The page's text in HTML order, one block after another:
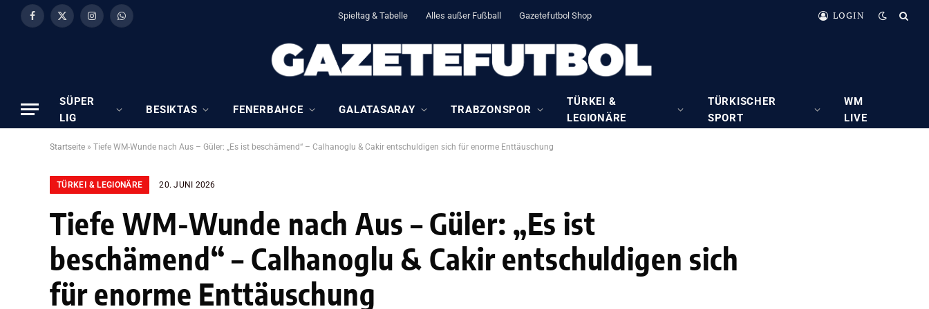
Facebook
X
InstagramWhatsApp Spieltag & Tabelle Alles außer Fußball Gazetefutbol Shop LOGIN
SÜPER
LIG
BESIKTAS FENERBAHCE GALATASARAY TRABZONSPOR
TÜRKEI &
LEGIONÄRE
TÜRKISCHER
SPORT
WM
LIVE
Startseite » Tiefe WM-Wunde nach Aus – Güler: „Es ist beschämend“ – Calhanoglu & Cakir entschuldigen sich für enorme Enttäuschung
TÜRKEI & LEGIONÄRE 20. JUNI 2026
Tiefe WM-Wunde nach Aus – Güler: „Es ist
beschämend“ – Calhanoglu & Cakir entschuldigen sich
für enorme Enttäuschung